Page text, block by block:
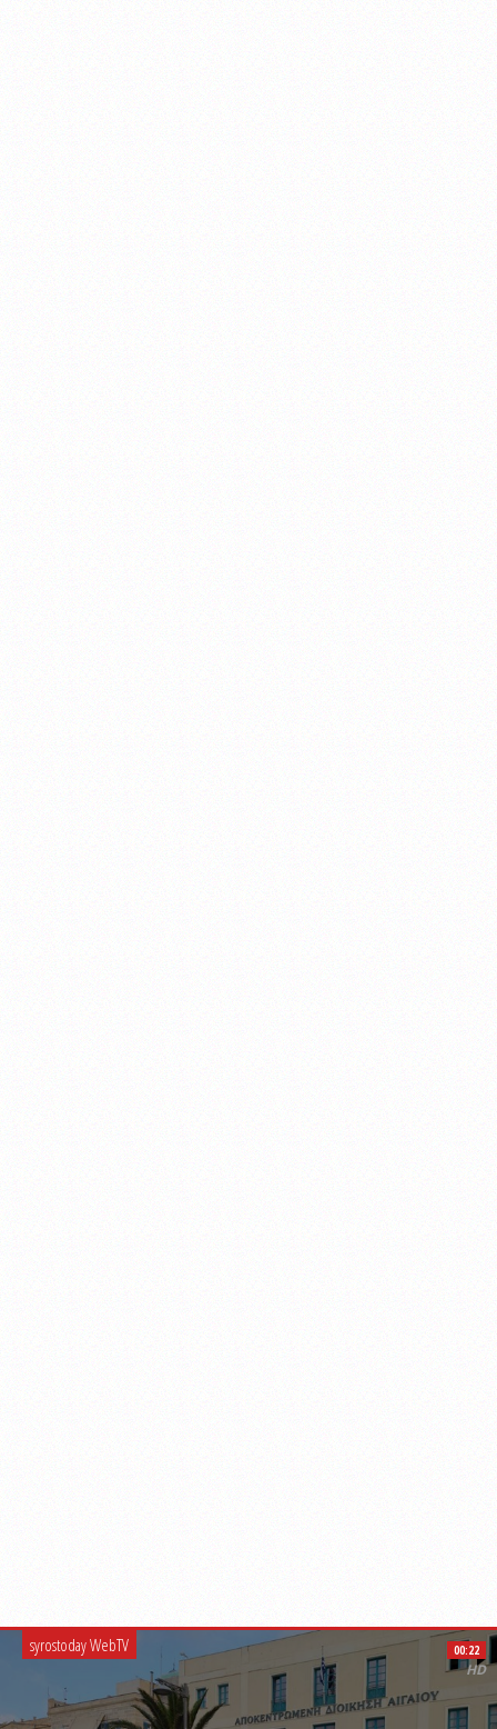
syrostoday WebTV 00:22
HD